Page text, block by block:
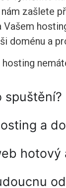
zašlete
doménu a
spuštění?
a
hotový